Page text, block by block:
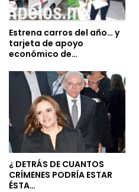
Estrena carros del año… y
tarjeta de apoyo
económico de…
¿ DETRÁS DE CUANTOS
CRÍMENES PODRÍA ESTAR
ÉSTA…